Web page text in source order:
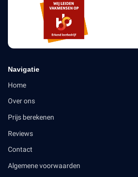
Navigatie
Home
Over ons
Prijs berekenen
Reviews
Contact
Algemene voorwaarden